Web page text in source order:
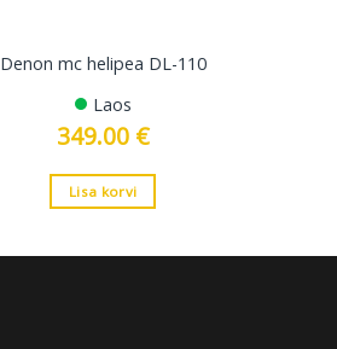
Denon mc helipea DL-110
Laos
349.00 €
Lisa korvi